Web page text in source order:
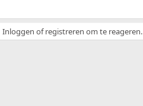
Inloggen of registreren om te reageren.